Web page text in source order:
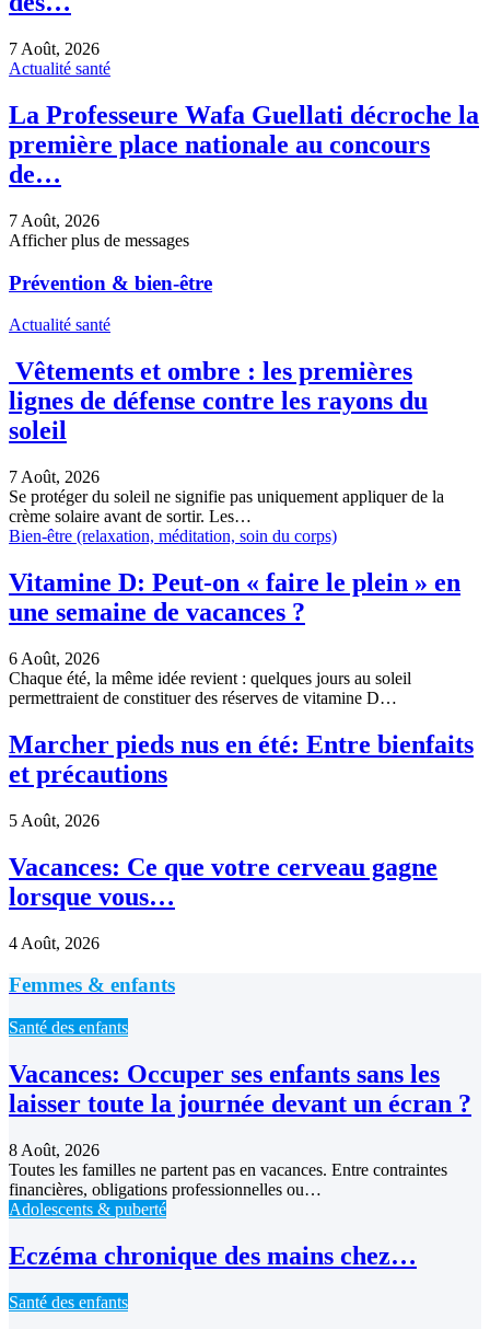
7 Août, 2026
Actualité santé
La Professeure Wafa Guellati décroche la
première place nationale au concours
de…
7 Août, 2026
Afficher plus de messages
Prévention & bien-être
Actualité santé
Vêtements et ombre : les premières
lignes de défense contre les rayons du
soleil
7 Août, 2026
Se protéger du soleil ne signifie pas uniquement appliquer de la
crème solaire avant de sortir. Les…
Bien-être (relaxation, méditation, soin du corps)
Vitamine D: Peut-on « faire le plein » en
une semaine de vacances ?
6 Août, 2026
Chaque été, la même idée revient : quelques jours au soleil
permettraient de constituer des réserves de vitamine D…
Marcher pieds nus en été: Entre bienfaits
et précautions
5 Août, 2026
Vacances: Ce que votre cerveau gagne
lorsque vous…
4 Août, 2026
Femmes & enfants
Santé des enfants
Vacances: Occuper ses enfants sans les
laisser toute la journée devant un écran ?
8 Août, 2026
Toutes les familles ne partent pas en vacances. Entre contraintes
financières, obligations professionnelles ou…
Adolescents & puberté
Eczéma chronique des mains chez…
Santé des enfants